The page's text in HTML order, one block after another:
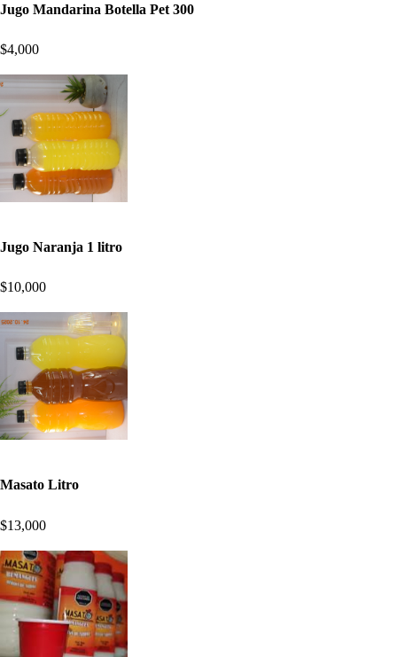
Jugo Mandarina Botella Pet 300
$4,000
Jugo Naranja 1 litro
$10,000
Masato Litro
$13,000